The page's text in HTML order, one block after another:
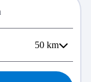
50 km